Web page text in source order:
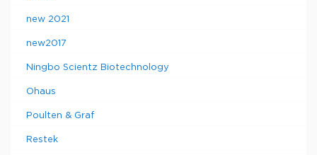
new 2021
new2017
Ningbo Scientz Biotechnology
Ohaus
Poulten & Graf
Restek